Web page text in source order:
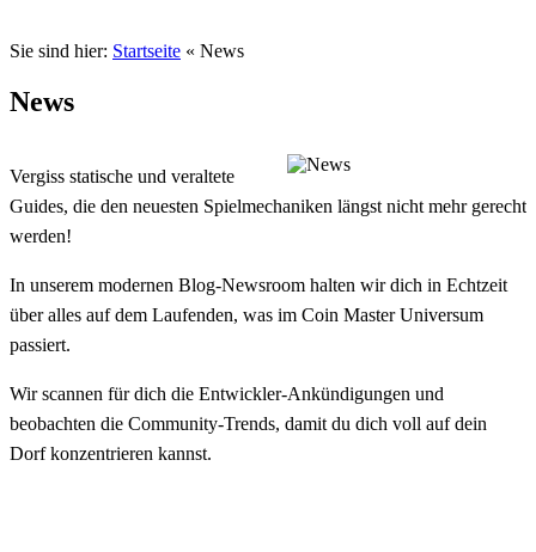
Sie sind hier: Startseite « News
News
Vergiss statische und veraltete
Guides, die den neuesten Spielmechaniken längst nicht mehr gerecht
werden!
In unserem modernen Blog-Newsroom halten wir dich in Echtzeit
über alles auf dem Laufenden, was im Coin Master Universum
passiert.
Wir scannen für dich die Entwickler-Ankündigungen und
beobachten die Community-Trends, damit du dich voll auf dein
Dorf konzentrieren kannst.